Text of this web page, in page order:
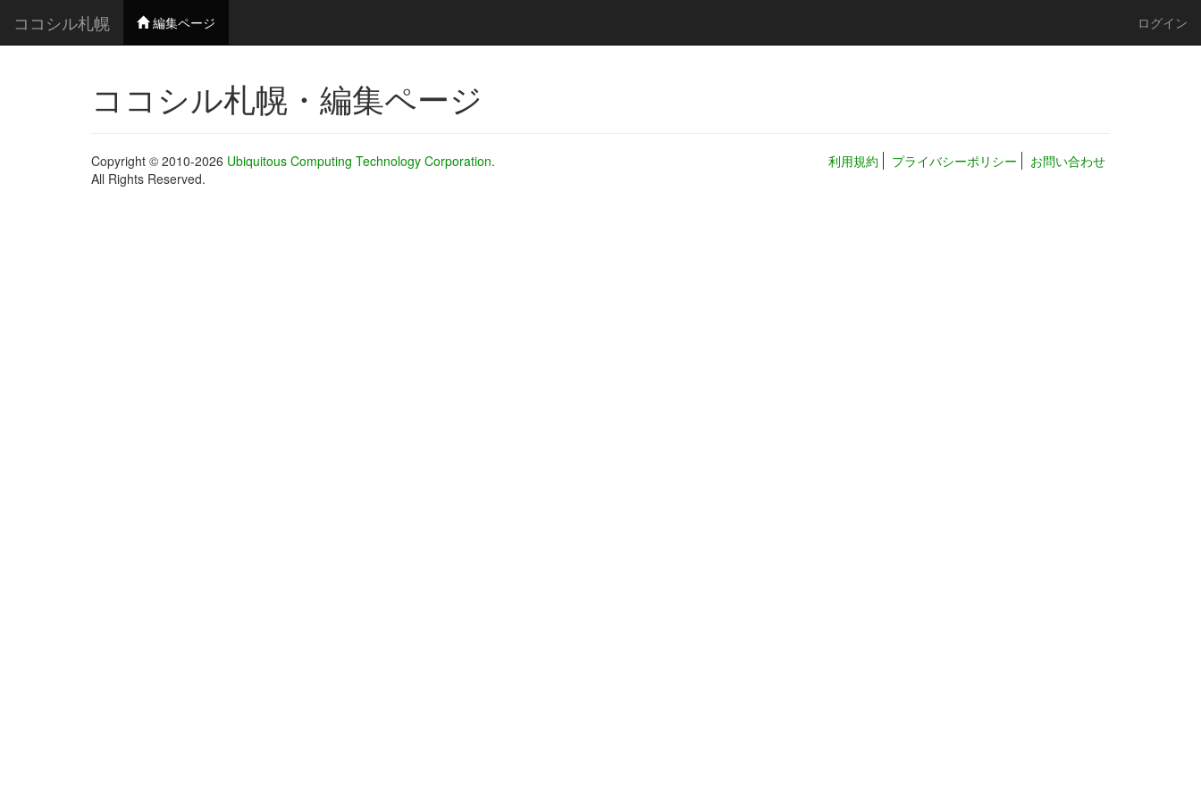
ココシル札幌 編集ページ ログイン
ココシル札幌・編集ページ
利用規約 プライバシーポリシー お問い合わせ
Copyright © 2010-2026 Ubiquitous Computing Technology Corporation.
All Rights Reserved.